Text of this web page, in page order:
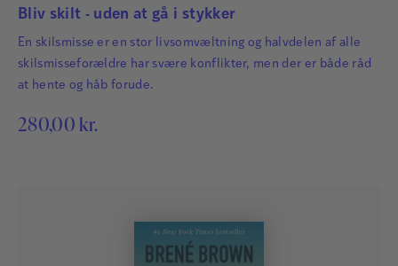
Bliv skilt - uden at gå i stykker
En skilsmisse er en stor livsomvæltning og halvdelen af alle
skilsmisseforældre har svære konflikter, men der er både råd
at hente og håb forude.
280,00 kr.